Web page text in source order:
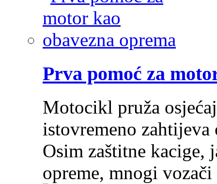
Prva pomoć za
Motocikl pruža
istovremeno
Osim zaštitne kacige,
opreme, mnogi